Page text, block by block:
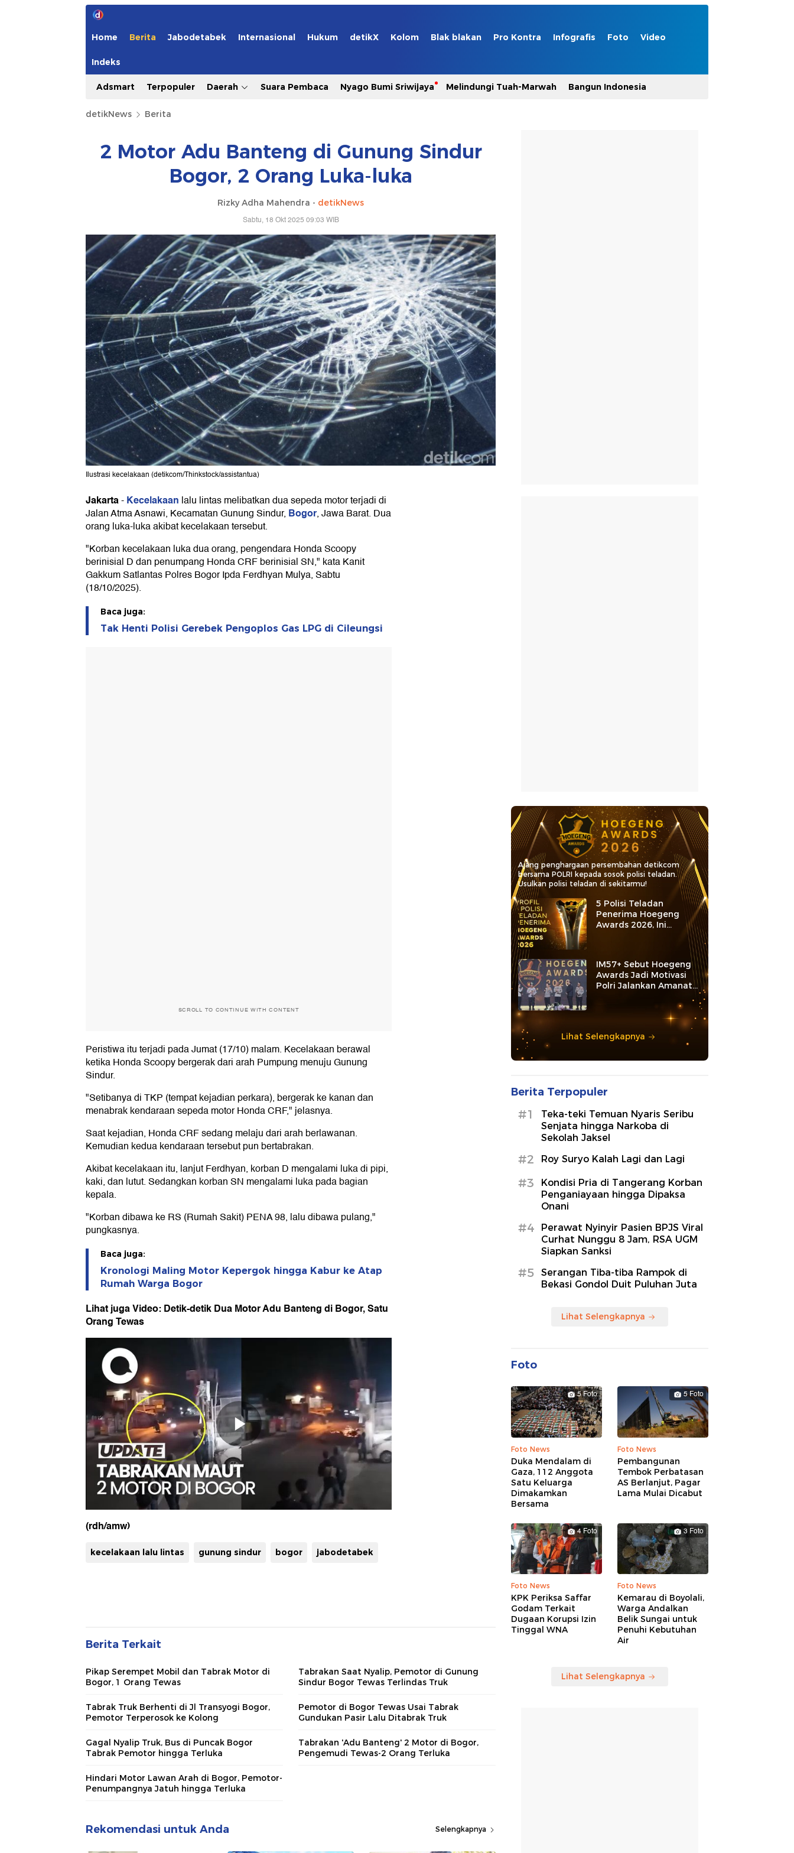
Home Berita Jabodetabek Internasional Hukum detikX Kolom Blak blakan Pro Kontra Infografis Foto Video
Indeks
Adsmart Terpopuler Daerah Suara Pembaca Nyago Bumi Sriwijaya Melindungi Tuah-Marwah Bangun Indonesia
detikNews Berita
2 Motor Adu Banteng di Gunung Sindur
Bogor, 2 Orang Luka-luka
Rizky Adha Mahendra - detikNews
Sabtu, 18 Okt 2025 09:03 WIB
Ilustrasi kecelakaan (detikcom/Thinkstock/assistantua)
Jakarta-Kecelakaan lalu lintas melibatkan dua sepeda motor terjadi di
Jalan Atma Asnawi, Kecamatan Gunung Sindur, Bogor, Jawa Barat. Dua
orang luka-luka akibat kecelakaan tersebut.
"Korban kecelakaan luka dua orang, pengendara Honda Scoopy
berinisial D dan penumpang Honda CRF berinisial SN," kata Kanit
Gakkum Satlantas Polres Bogor Ipda Ferdhyan Mulya, Sabtu
(18/10/2025).
Baca juga:
Tak Henti Polisi Gerebek Pengoplos Gas LPG di Cileungsi
SCROLL TO CONTINUE WITH CONTENT
Peristiwa itu terjadi pada Jumat (17/10) malam. Kecelakaan berawal
ketika Honda Scoopy bergerak dari arah Pumpung menuju Gunung
Sindur.
"Setibanya di TKP (tempat kejadian perkara), bergerak ke kanan dan
menabrak kendaraan sepeda motor Honda CRF," jelasnya.
Saat kejadian, Honda CRF sedang melaju dari arah berlawanan.
Kemudian kedua kendaraan tersebut pun bertabrakan.
Akibat kecelakaan itu, lanjut Ferdhyan, korban D mengalami luka di pipi,
kaki, dan lutut. Sedangkan korban SN mengalami luka pada bagian
kepala.
"Korban dibawa ke RS (Rumah Sakit) PENA 98, lalu dibawa pulang,"
pungkasnya.
Baca juga:
Kronologi Maling Motor Kepergok hingga Kabur ke Atap
Rumah Warga Bogor
Lihat juga Video: Detik-detik Dua Motor Adu Banteng di Bogor, Satu
Orang Tewas
(rdh/amw)
kecelakaan lalu lintas gunung sindur bogor jabodetabek
Berita Terkait
Pikap Serempet Mobil dan Tabrak Motor di
Bogor, 1 Orang Tewas
Tabrakan Saat Nyalip, Pemotor di Gunung
Sindur Bogor Tewas Terlindas Truk
Tabrak Truk Berhenti di Jl Transyogi Bogor,
Pemotor Terperosok ke Kolong
Pemotor di Bogor Tewas Usai Tabrak
Gundukan Pasir Lalu Ditabrak Truk
Gagal Nyalip Truk, Bus di Puncak Bogor
Tabrak Pemotor hingga Terluka
Tabrakan 'Adu Banteng' 2 Motor di Bogor,
Pengemudi Tewas-2 Orang Terluka
Hindari Motor Lawan Arah di Bogor, Pemotor-
Penumpangnya Jatuh hingga Terluka
Rekomendasi untuk Anda Selengkapnya
Ajang penghargaan persembahan detikcom
bersama POLRI kepada sosok polisi teladan.
Usulkan polisi teladan di sekitarmu!
5 Polisi Teladan
Penerima Hoegeng
Awards 2026, Ini
Kategori dan Kiprahnya
IM57+ Sebut Hoegeng
Awards Jadi Motivasi
Polri Jalankan Amanat
Lihat Selengkapnya
Berita Terpopuler
#1
Teka-teki Temuan Nyaris Seribu
Senjata hingga Narkoba di
Sekolah Jaksel
#2 Roy Suryo Kalah Lagi dan Lagi
#3
Kondisi Pria di Tangerang Korban
Penganiayaan hingga Dipaksa
Onani
#4
Perawat Nyinyir Pasien BPJS Viral
Curhat Nunggu 8 Jam, RSA UGM
Siapkan Sanksi
#5
Serangan Tiba-tiba Rampok di
Bekasi Gondol Duit Puluhan Juta
Lihat Selengkapnya
Foto
5 Foto
Foto News
Duka Mendalam di
Gaza, 112 Anggota
Satu Keluarga
Dimakamkan
Bersama
5 Foto
Foto News
Pembangunan
Tembok Perbatasan
AS Berlanjut, Pagar
Lama Mulai Dicabut
4 Foto
Foto News
KPK Periksa Saffar
Godam Terkait
Dugaan Korupsi Izin
Tinggal WNA
3 Foto
Foto News
Kemarau di Boyolali,
Warga Andalkan
Belik Sungai untuk
Penuhi Kebutuhan
Air
Lihat Selengkapnya